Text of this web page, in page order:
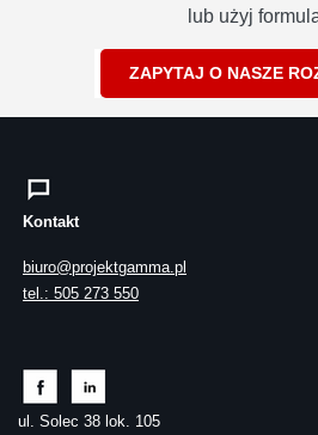
lub użyj
ZAPYTAJ O NASZE
Kontakt
biuro@projektgamma.pl
tel.: 505 273 550
ul. Solec 38 lok. 105